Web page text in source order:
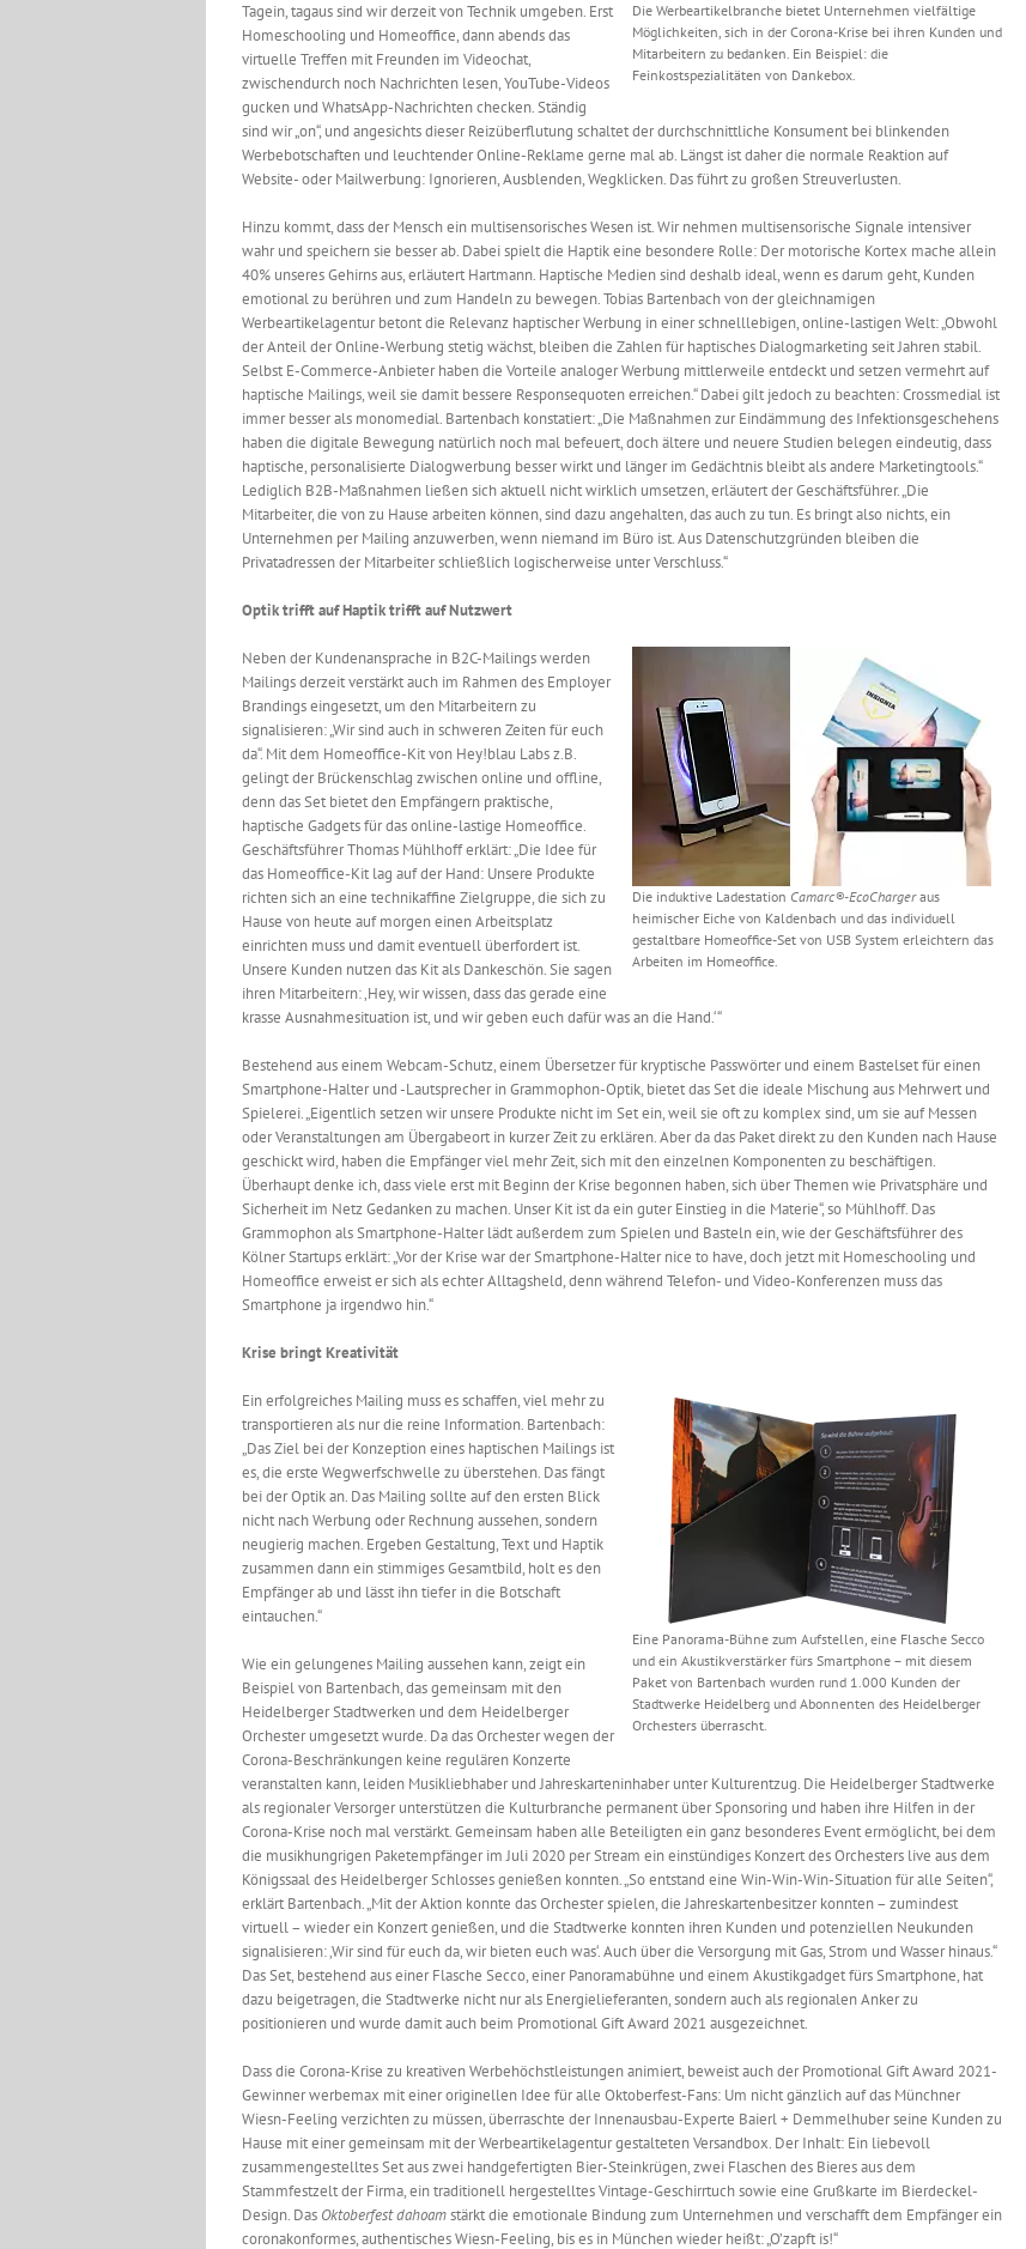
Die Werbeartikelbranche bietet Unternehmen vielfältige
Möglichkeiten, sich in der Corona-Krise bei ihren Kunden und
Mitarbeitern zu bedanken. Ein Beispiel: die
Feinkostspezialitäten von Dankebox.
Tagein, tagaus sind wir derzeit von Technik umgeben. Erst
Homeschooling und Homeoffice, dann abends das
virtuelle Treffen mit Freunden im Videochat,
zwischendurch noch Nachrichten lesen, YouTube-Videos
gucken und WhatsApp-Nachrichten checken. Ständig
sind wir „on“, und angesichts dieser Reizüberflutung schaltet der durchschnittliche Konsument bei blinkenden
Werbebotschaften und leuchtender Online-Reklame gerne mal ab. Längst ist daher die normale Reaktion auf
Website- oder Mailwerbung: Ignorieren, Ausblenden, Wegklicken. Das führt zu großen Streuverlusten.
Hinzu kommt, dass der Mensch ein multisensorisches Wesen ist. Wir nehmen multisensorische Signale intensiver
wahr und speichern sie besser ab. Dabei spielt die Haptik eine besondere Rolle: Der motorische Kortex mache allein
40% unseres Gehirns aus, erläutert Hartmann. Haptische Medien sind deshalb ideal, wenn es darum geht, Kunden
emotional zu berühren und zum Handeln zu bewegen. Tobias Bartenbach von der gleichnamigen
Werbeartikelagentur betont die Relevanz haptischer Werbung in einer schnelllebigen, online-lastigen Welt: „Obwohl
der Anteil der Online-Werbung stetig wächst, bleiben die Zahlen für haptisches Dialogmarketing seit Jahren stabil.
Selbst E-Commerce-Anbieter haben die Vorteile analoger Werbung mittlerweile entdeckt und setzen vermehrt auf
haptische Mailings, weil sie damit bessere Responsequoten erreichen.“ Dabei gilt jedoch zu beachten: Crossmedial ist
immer besser als monomedial. Bartenbach konstatiert: „Die Maßnahmen zur Eindämmung des Infektionsgeschehens
haben die digitale Bewegung natürlich noch mal befeuert, doch ältere und neuere Studien belegen eindeutig, dass
haptische, personalisierte Dialogwerbung besser wirkt und länger im Gedächtnis bleibt als andere Marketingtools.“
Lediglich B2B-Maßnahmen ließen sich aktuell nicht wirklich umsetzen, erläutert der Geschäftsführer. „Die
Mitarbeiter, die von zu Hause arbeiten können, sind dazu angehalten, das auch zu tun. Es bringt also nichts, ein
Unternehmen per Mailing anzuwerben, wenn niemand im Büro ist. Aus Datenschutzgründen bleiben die
Privatadressen der Mitarbeiter schließlich logischerweise unter Verschluss.“
Optik trifft auf Haptik trifft auf Nutzwert
Die induktive Ladestation Camarc®-EcoChargeraus
heimischer Eiche von Kaldenbach und das individuell
gestaltbare Homeoffice-Set von USB System erleichtern das
Arbeiten im Homeoffice.
Neben der Kundenansprache in B2C-Mailings werden
Mailings derzeit verstärkt auch im Rahmen des Employer
Brandings eingesetzt, um den Mitarbeitern zu
signalisieren: „Wir sind auch in schweren Zeiten für euch
da“. Mit dem Homeoffice-Kit von Hey!blau Labs z.B.
gelingt der Brückenschlag zwischen online und offline,
denn das Set bietet den Empfängern praktische,
haptische Gadgets für das online-lastige Homeoffice.
Geschäftsführer Thomas Mühlhoff erklärt: „Die Idee für
das Homeoffice-Kit lag auf der Hand: Unsere Produkte
richten sich an eine technikaffine Zielgruppe, die sich zu
Hause von heute auf morgen einen Arbeitsplatz
einrichten muss und damit eventuell überfordert ist.
Unsere Kunden nutzen das Kit als Dankeschön. Sie sagen
ihren Mitarbeitern: ‚Hey, wir wissen, dass das gerade eine
krasse Ausnahmesituation ist, und wir geben euch dafür was an die Hand.‘“
Bestehend aus einem Webcam-Schutz, einem Übersetzer für kryptische Passwörter und einem Bastelset für einen
Smartphone-Halter und -Lautsprecher in Grammophon-Optik, bietet das Set die ideale Mischung aus Mehrwert und
Spielerei. „Eigentlich setzen wir unsere Produkte nicht im Set ein, weil sie oft zu komplex sind, um sie auf Messen
oder Veranstaltungen am Übergabeort in kurzer Zeit zu erklären. Aber da das Paket direkt zu den Kunden nach Hause
geschickt wird, haben die Empfänger viel mehr Zeit, sich mit den einzelnen Komponenten zu beschäftigen.
Überhaupt denke ich, dass viele erst mit Beginn der Krise begonnen haben, sich über Themen wie Privatsphäre und
Sicherheit im Netz Gedanken zu machen. Unser Kit ist da ein guter Einstieg in die Materie“, so Mühlhoff. Das
Grammophon als Smartphone-Halter lädt außerdem zum Spielen und Basteln ein, wie der Geschäftsführer des
Kölner Startups erklärt: „Vor der Krise war der Smartphone-Halter nice to have, doch jetzt mit Homeschooling und
Homeoffice erweist er sich als echter Alltagsheld, denn während Telefon- und Video-Konferenzen muss das
Smartphone ja irgendwo hin.“
Krise bringt Kreativität
Eine Panorama-Bühne zum Aufstellen, eine Flasche Secco
und ein Akustikverstärker fürs Smartphone – mit diesem
Paket von Bartenbach wurden rund 1.000 Kunden der
Stadtwerke Heidelberg und Abonnenten des Heidelberger
Orchesters überrascht.
Ein erfolgreiches Mailing muss es schaffen, viel mehr zu
transportieren als nur die reine Information. Bartenbach:
„Das Ziel bei der Konzeption eines haptischen Mailings ist
es, die erste Wegwerfschwelle zu überstehen. Das fängt
bei der Optik an. Das Mailing sollte auf den ersten Blick
nicht nach Werbung oder Rechnung aussehen, sondern
neugierig machen. Ergeben Gestaltung, Text und Haptik
zusammen dann ein stimmiges Gesamtbild, holt es den
Empfänger ab und lässt ihn tiefer in die Botschaft
eintauchen.“
Wie ein gelungenes Mailing aussehen kann, zeigt ein
Beispiel von Bartenbach, das gemeinsam mit den
Heidelberger Stadtwerken und dem Heidelberger
Orchester umgesetzt wurde. Da das Orchester wegen der
Corona-Beschränkungen keine regulären Konzerte
veranstalten kann, leiden Musikliebhaber und Jahreskarteninhaber unter Kulturentzug. Die Heidelberger Stadtwerke
als regionaler Versorger unterstützen die Kulturbranche permanent über Sponsoring und haben ihre Hilfen in der
Corona-Krise noch mal verstärkt. Gemeinsam haben alle Beteiligten ein ganz besonderes Event ermöglicht, bei dem
die musikhungrigen Paketempfänger im Juli 2020 per Stream ein einstündiges Konzert des Orchesters live aus dem
Königssaal des Heidelberger Schlosses genießen konnten. „So entstand eine Win-Win-Win-Situation für alle Seiten“,
erklärt Bartenbach. „Mit der Aktion konnte das Orchester spielen, die Jahreskartenbesitzer konnten – zumindest
virtuell – wieder ein Konzert genießen, und die Stadtwerke konnten ihren Kunden und potenziellen Neukunden
signalisieren: ‚Wir sind für euch da, wir bieten euch was‘. Auch über die Versorgung mit Gas, Strom und Wasser hinaus.“
Das Set, bestehend aus einer Flasche Secco, einer Panoramabühne und einem Akustikgadget fürs Smartphone, hat
dazu beigetragen, die Stadtwerke nicht nur als Energielieferanten, sondern auch als regionalen Anker zu
positionieren und wurde damit auch beim Promotional Gift Award 2021 ausgezeichnet.
Dass die Corona-Krise zu kreativen Werbehöchstleistungen animiert, beweist auch der Promotional Gift Award 2021-
Gewinner werbemax mit einer originellen Idee für alle Oktoberfest-Fans: Um nicht gänzlich auf das Münchner
Wiesn-Feeling verzichten zu müssen, überraschte der Innenausbau-Experte Baierl + Demmelhuber seine Kunden zu
Hause mit einer gemeinsam mit der Werbeartikelagentur gestalteten Versandbox. Der Inhalt: Ein liebevoll
zusammengestelltes Set aus zwei handgefertigten Bier-Steinkrügen, zwei Flaschen des Bieres aus dem
Stammfestzelt der Firma, ein traditionell hergestelltes Vintage-Geschirrtuch sowie eine Grußkarte im Bierdeckel-
Design. Das Oktoberfest dahoamstärkt die emotionale Bindung zum Unternehmen und verschafft dem Empfänger ein
coronakonformes, authentisches Wiesn-Feeling, bis es in München wieder heißt: „O’zapft is!“